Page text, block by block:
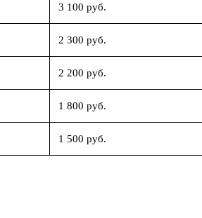
3 100 руб.
2 300 руб.
2 200 руб.
1 800 руб.
1 500 руб.